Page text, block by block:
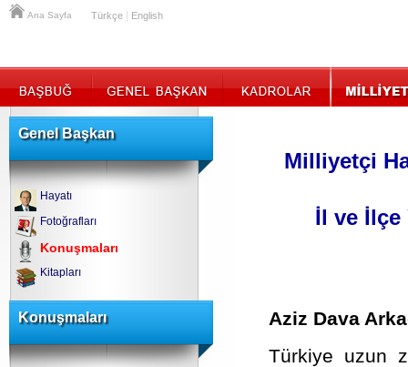
Ana Sayfa Türkçe English
Genel Başkan
Hayatı
Fotoğrafları
Konuşmaları
Kitapları
Konuşmaları
Milliyetçi
İl ve İlçe
Aziz Dava
Türkiye uzun